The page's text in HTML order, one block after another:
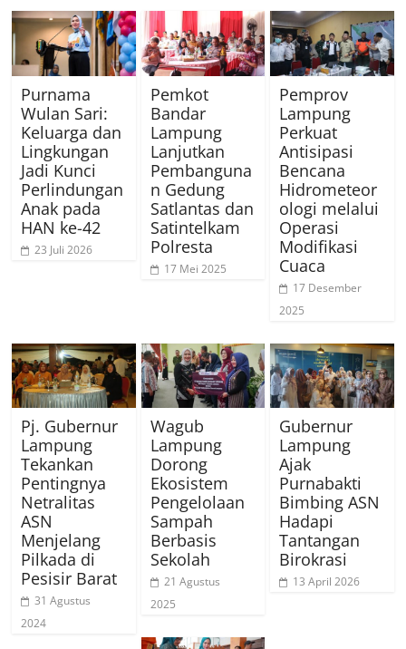
Purnama
Wulan Sari:
Keluarga dan
Lingkungan
Jadi Kunci
Perlindungan
Anak pada
HAN ke-42
23 Juli 2026
Pemkot
Bandar
Lampung
Lanjutkan
Pembanguna
n Gedung
Satlantas dan
Satintelkam
Polresta
17 Mei 2025
Pemprov
Lampung
Perkuat
Antisipasi
Bencana
Hidrometeor
ologi melalui
Operasi
Modifikasi
Cuaca
17 Desember
2025
Pj. Gubernur
Lampung
Tekankan
Pentingnya
Netralitas
ASN
Menjelang
Pilkada di
Pesisir Barat
31 Agustus
2024
Wagub
Lampung
Dorong
Ekosistem
Pengelolaan
Sampah
Berbasis
Sekolah
21 Agustus
2025
Gubernur
Lampung
Ajak
Purnabakti
Bimbing ASN
Hadapi
Tantangan
Birokrasi
13 April 2026